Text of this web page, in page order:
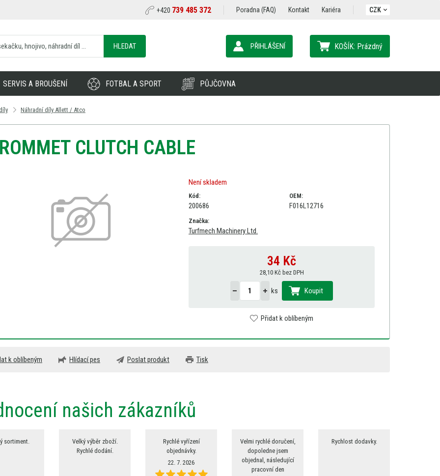
+420 739 485 372 Poradna (FAQ) Kontakt Kariéra CZK
HLEDAT KOŠÍK: Prázdný
PŘIHLÁŠENÍ
SERVIS A BROUŠENÍ FOTBAL A SPORT PŮJČOVNA
Náhradní díly Allett / Atco
CLUTCH CABLE
Není skladem
Kód:
200686
OEM:
F016L12716
Značka:
Turfmech Machinery Ltd.
34 Kč
28,10 Kč bez DPH
ks Koupit
Přidat k oblíbeným
k oblíbeným Hlídací pes Poslat produkt Tisk
našich zákazníků
sortiment.
Velký výběr zboží.
Rychlé dodání.
Rychlé vyřízení
objednávky.
22. 7. 2026
Velmi rychlé doručení,
dopoledne jsem
objednal, následující
pracovní den
Rychlost dodavky.